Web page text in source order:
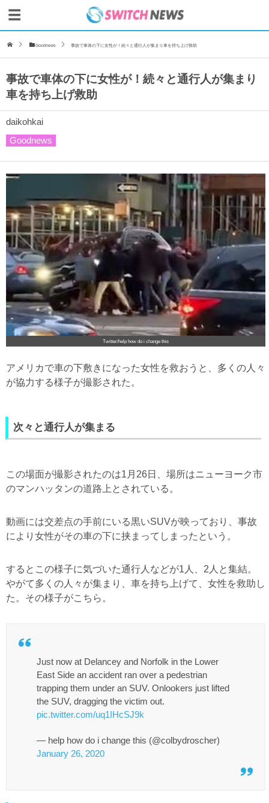
Goodnews 事故で車体の下に女性が！続々と通行人が集まり車を持ち上げ救助
事故で車体の下に女性が！続々と通行人が集まり
車を持ち上げ救助
daikohkai
Goodnews
Twitter/help how do i change this
アメリカで車の下敷きになった女性を救おうと、多くの人々
が協力する様子が撮影された。
次々と通行人が集まる
この場面が撮影されたのは1月26日、場所はニューヨーク市
のマンハッタンの道路上とされている。
動画には交差点の手前にいる黒いSUVが映っており、事故
により女性がその車の下に挟まってしまったという。
するとこの様子に気づいた通行人などが1人、2人と集結。
やがて多くの人々が集まり、車を持ち上げて、女性を救助し
た。その様子がこちら。
Just now at Delancey and Norfolk in the Lower
East Side an accident ran over a pedestrian
trapping them under an SUV. Onlookers just lifted
the SUV, dragging the victim out.
pic.twitter.com/uq1IHcSJ9k
— help how do i change this (@colbydroscher)
January 26, 2020